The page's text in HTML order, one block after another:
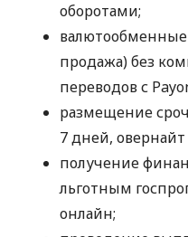
оборотами;
продажа) без
переводов с
размещение
7 дней, овернайт
получение
льготным
онлайн;